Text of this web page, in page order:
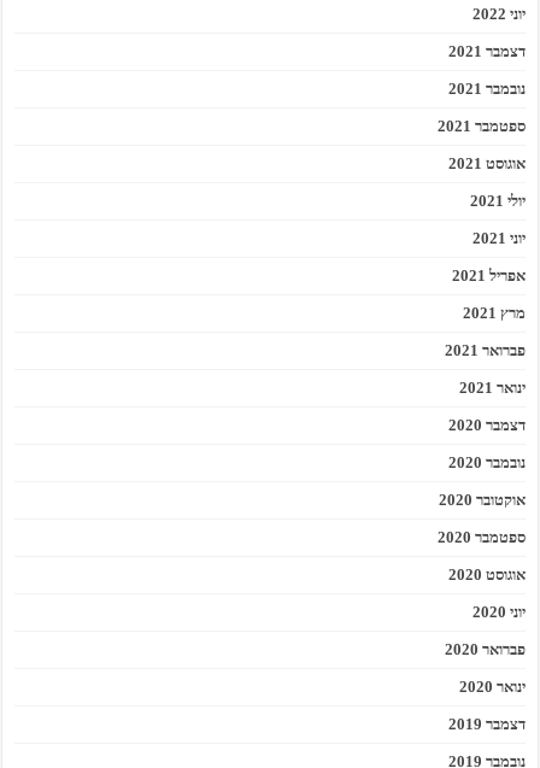
יוני 2022
דצמבר 2021
נובמבר 2021
ספטמבר 2021
אוגוסט 2021
יולי 2021
יוני 2021
אפריל 2021
מרץ 2021
פברואר 2021
ינואר 2021
דצמבר 2020
נובמבר 2020
אוקטובר 2020
ספטמבר 2020
אוגוסט 2020
יוני 2020
פברואר 2020
ינואר 2020
דצמבר 2019
נובמבר 2019